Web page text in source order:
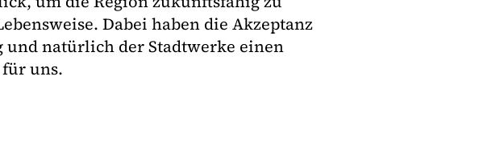
Dabei haben die Akzeptanz
natürlich der Stadtwerke einen
uns.